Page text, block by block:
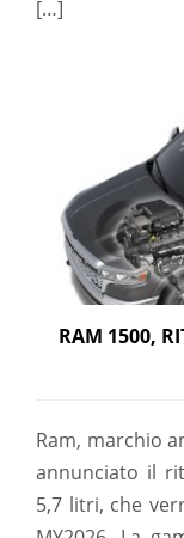
[…]
RAM 1500,
Ram, marchio
annunciato il
5,7 litri, che